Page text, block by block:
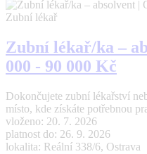
Zubní lékař
Zubní lékař/ka –
000 - 90 000 Kč
Dokončujete zubní lékařství
místo, kde získáte potřebnou
vloženo: 20. 7. 2026
platnost do: 26. 9. 2026
lokalita: Reální 338/6, Ostrava